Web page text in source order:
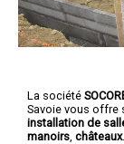
La société
Savoie vous offre
installation de
manoirs châteaux.